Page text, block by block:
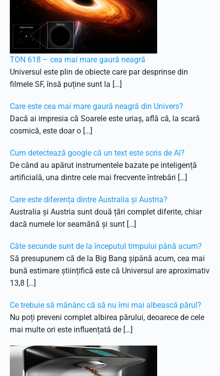
TON 618 – cea mai mare gaură neagră
Universul este plin de obiecte care par desprinse din
filmele SF, însă puține sunt la […]
Care este cea mai mare gaură neagră din Univers?
Dacă ai impresia că Soarele este uriaș, află că, la scară
cosmică, este doar o […]
Cum detectează google că un text este scris de Ai?
De când au apărut instrumentele bazate pe inteligență
artificială, una dintre cele mai frecvente întrebări […]
Care este diferența dintre Australia și Austria?
Australia și Austria sunt două țări complet diferite, chiar
dacă numele lor seamănă și sunt […]
Câte secunde sunt de la începutul timpului până acum?
Să presupunem că de la Big Bang șipână acum, cea mai
bună estimare științifică este că Universul are aproximativ
13,8 […]
Ce trebuie să mănânc că să nu îmi mai albească părul?
Nu poți preveni complet albirea părului, deoarece de cele
mai multe ori este influențată de […]